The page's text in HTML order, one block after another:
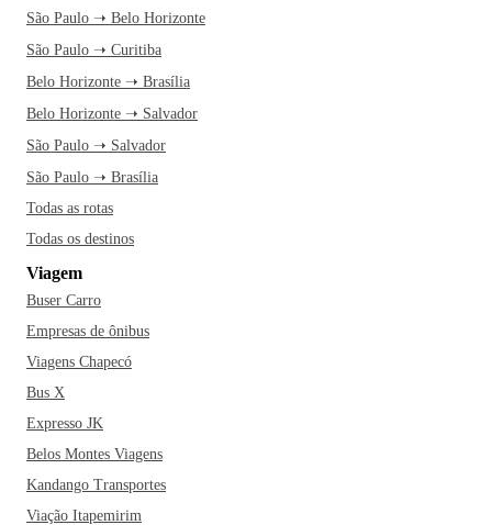
São Paulo ➝ Belo Horizonte
São Paulo ➝ Curitiba
Belo Horizonte ➝ Brasília
Belo Horizonte ➝ Salvador
São Paulo ➝ Salvador
São Paulo ➝ Brasília
Todas as rotas
Todas os destinos
Viagem
Buser Carro
Empresas de ônibus
Viagens Chapecó
Bus X
Expresso JK
Belos Montes Viagens
Kandango Transportes
Viação Itapemirim